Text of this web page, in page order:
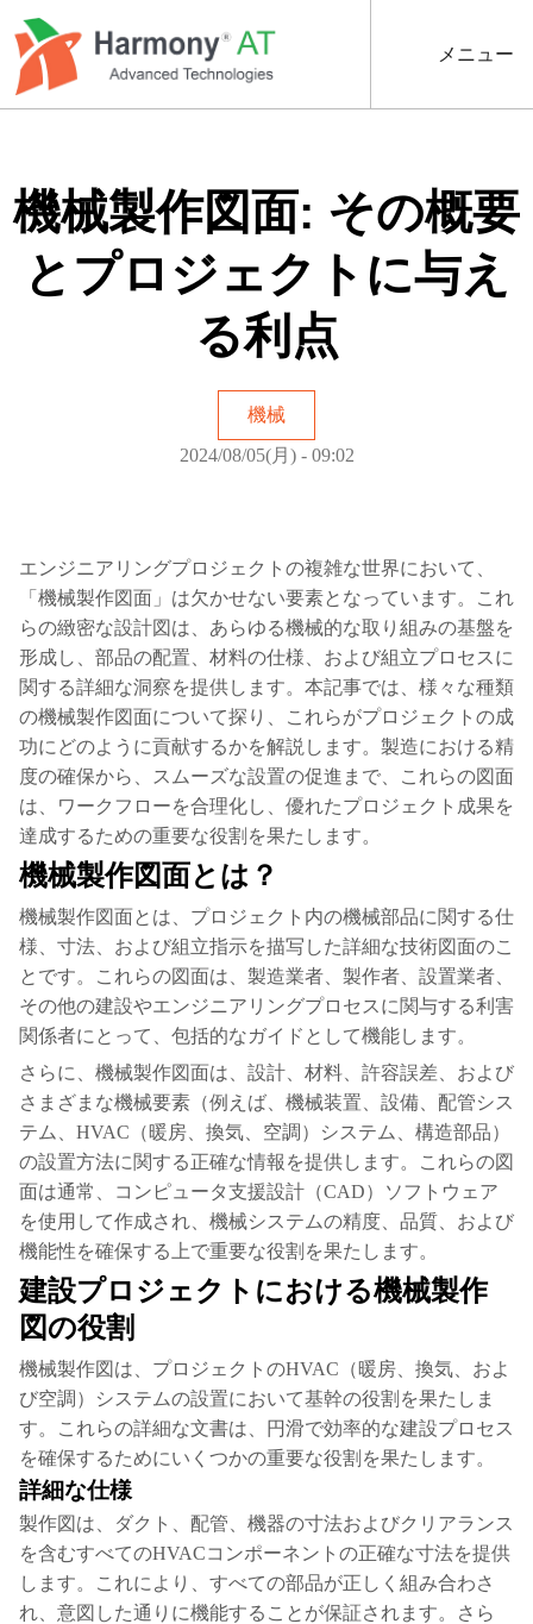
イ
コ
ン
に
メニュー
機械製作図面: その概要
とプロジェクトに与え
る利点
機械
2024/08/05(月) - 09:02
エンジニアリングプロジェクトの複雑な世界において、
「機械製作図面」は欠かせない要素となっています。これ
らの緻密な設計図は、あらゆる機械的な取り組みの基盤を
形成し、部品の配置、材料の仕様、および組立プロセスに
関する詳細な洞察を提供します。本記事では、様々な種類
の機械製作図面について探り、これらがプロジェクトの成
功にどのように貢献するかを解説します。製造における精
度の確保から、スムーズな設置の促進まで、これらの図面
は、ワークフローを合理化し、優れたプロジェクト成果を
達成するための重要な役割を果たします。
機械製作図面とは？
機械製作図面とは、プロジェクト内の機械部品に関する仕
様、寸法、および組立指示を描写した詳細な技術図面のこ
とです。これらの図面は、製造業者、製作者、設置業者、
その他の建設やエンジニアリングプロセスに関与する利害
関係者にとって、包括的なガイドとして機能します。
さらに、機械製作図面は、設計、材料、許容誤差、および
さまざまな機械要素（例えば、機械装置、設備、配管シス
テム、HVAC（暖房、換気、空調）システム、構造部品）
の設置方法に関する正確な情報を提供します。これらの図
面は通常、コンピュータ支援設計（CAD）ソフトウェア
を使用して作成され、機械システムの精度、品質、および
機能性を確保する上で重要な役割を果たします。
建設プロジェクトにおける機械製作
図の役割
機械製作図は、プロジェクトのHVAC（暖房、換気、およ
び空調）システムの設置において基幹の役割を果たしま
す。これらの詳細な文書は、円滑で効率的な建設プロセス
を確保するためにいくつかの重要な役割を果たします。
詳細な仕様
製作図は、ダクト、配管、機器の寸法およびクリアランス
を含むすべてのHVACコンポーネントの正確な寸法を提供
します。これにより、すべての部品が正しく組み合わさ
れ、意図した通りに機能することが保証されます。さら